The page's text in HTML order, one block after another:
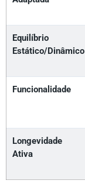
Equilíbrio
Estático/Dinâmico
Funcionalidade
Longevidade
Ativa